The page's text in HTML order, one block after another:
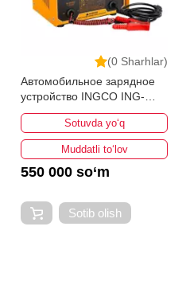
(0 Sharhlar)
Автомобильное зарядное
устройство INGCO ING-
CB1601
Sotuvda yo‘q
Muddatli to‘lov
550 000 so‘m
Sotib olish